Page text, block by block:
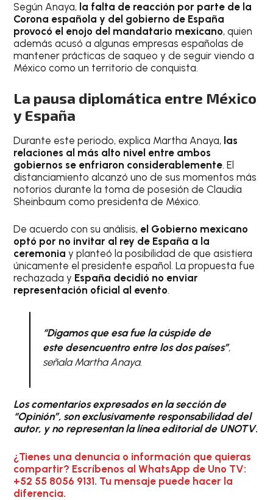
Según Anaya, la falta de reacción por parte de la
Corona española y del gobierno de España
provocó el enojo del mandatario mexicano, quien
además acusó a algunas empresas españolas de
mantener prácticas de saqueo y de seguir viendo a
México como un territorio de conquista.
La pausa diplomática entre México
y España
Durante este periodo, explica Martha Anaya, las
relaciones al más alto nivel entre ambos
gobiernos se enfriaron considerablemente. El
distanciamiento alcanzó uno de sus momentos más
notorios durante la toma de posesión de Claudia
Sheinbaum como presidenta de México.
De acuerdo con su análisis, el Gobierno mexicano
optó por no invitar al rey de España a la
ceremonia y planteó la posibilidad de que asistiera
únicamente el presidente español. La propuesta fue
rechazada y España decidió no enviar
representación oficial al evento.
“Digamos que esa fue la cúspide de
este desencuentro entre los dos países”,
señala Martha Anaya.
Los comentarios expresados en la sección de
“Opinión”, son exclusivamente responsabilidad del
autor, y no representan la línea editorial de UNOTV.
¿Tienes una denuncia o información que quieras
compartir? Escríbenos al WhatsApp de Uno TV:
+52 55 8056 9131. Tu mensaje puede hacer la
diferencia.